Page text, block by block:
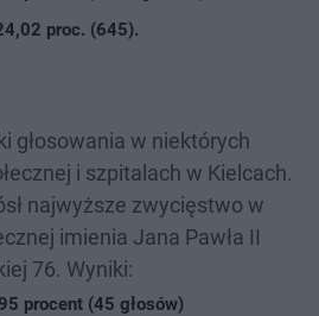
proc. (645).
głosowania w niektórych
i szpitalach w Kielcach.
najwyższe zwycięstwo w
imienia Jana Pawła II
76. Wyniki:
procent (45 głosów)